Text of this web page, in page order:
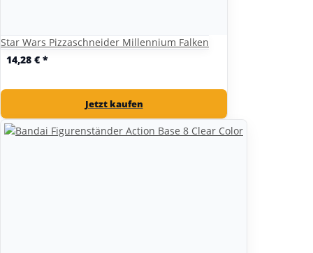
Star Wars Pizzaschneider Millennium Falken
14,28 € *
Jetzt kaufen